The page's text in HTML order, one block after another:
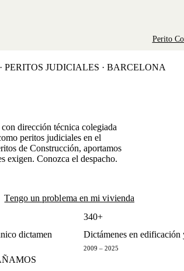
Perito
PERITOS JUDICIALES · BARCELONA
dirección técnica colegiada
peritos judiciales en el
de Construcción, aportamos
exigen. Conozca el despacho.
Tengo un problema en mi vivienda
dictamen
340+
Dictámenes en
2009 – 2025